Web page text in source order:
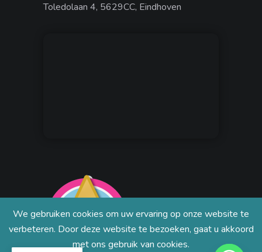
Toledolaan 4, 5629CC, Eindhoven
We gebruiken cookies om uw ervaring op onze website te
verbeteren. Door deze website te bezoeken, gaat u akkoord
met ons gebruik van cookies.